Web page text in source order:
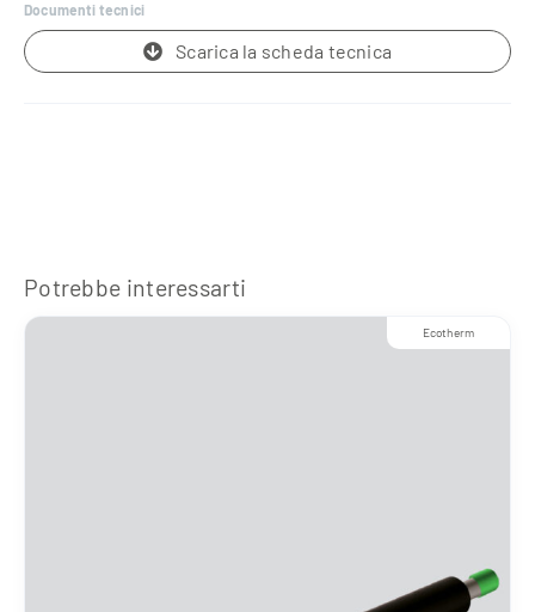
Documenti tecnici
Scarica la scheda tecnica
Potrebbe interessarti
Ecotherm